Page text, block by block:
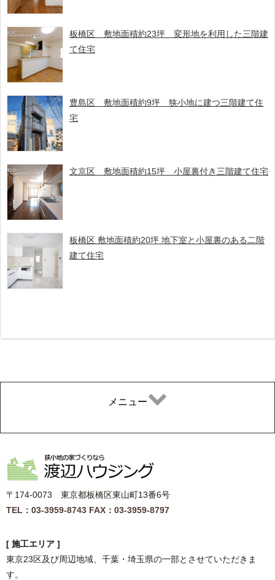
板橋区 敷地面積約23坪 変形地を利用した三階建
て住宅
豊島区 敷地面積約9坪 狭小地に建つ三階建て住
宅
文京区 敷地面積約15坪 小屋裏付き三階建て住宅
板橋区 敷地面積約20坪 地下室と小屋裏のある二階
建て住宅
メニュー
〒174-0073 東京都板橋区東山町13番6号
TEL：03-3959-8743 FAX：03-3959-8797
[ 施工エリア ]
東京23区及び周辺地域、千葉・埼玉県の一部とさせていただきま
す。